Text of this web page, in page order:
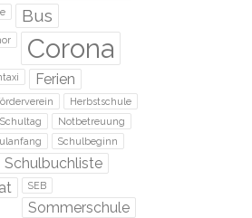
Bus
Corona
Ferien
Herbstschule
Notbetreuung
Schulbeginn
Schulbuchliste
SEB
Sommerschule